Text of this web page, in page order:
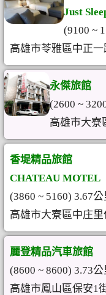
Just
(9100 ~
高雄市苓雅區中正一
永傑旅館
(2600 ~
高雄市大寮
香堤精品旅館
CHATEAU MOTEL
(3860 ~ 5160) 3.67公
高雄市大寮區中庄
麗登精品汽車旅館
(8600 ~ 8600) 3.73公
高雄市鳳山區保安1